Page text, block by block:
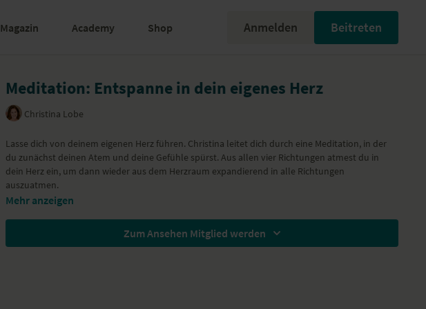
Magazin Academy Shop Anmelden Beitreten
Meditation: Entspanne in dein eigenes Herz
Christina Lobe
Lasse dich von deinem eigenen Herz führen. Christina leitet dich durch eine Meditation, in der
du zunächst deinen Atem und deine Gefühle spürst. Aus allen vier Richtungen atmest du in
dein Herz ein, um dann wieder aus dem Herzraum expandierend in alle Richtungen
auszuatmen.
Mehr anzeigen
Zum Ansehen Mitglied werden